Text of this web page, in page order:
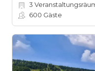
3
600 Gäste